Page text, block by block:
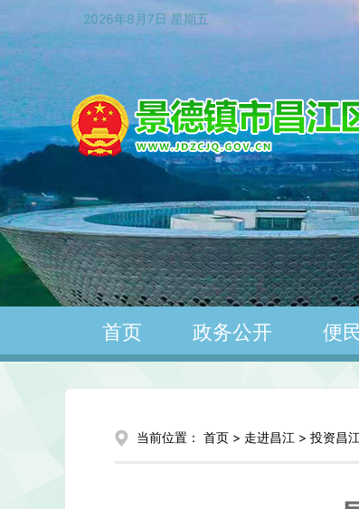
2026年8月7日 星期五
首页 政务公开 便
当前位置： 首页 > 走进昌江 > 投资昌江